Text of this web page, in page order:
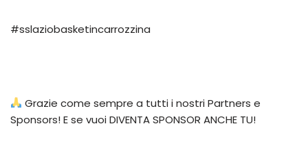
#sslaziobasketincarrozzina
Grazie come sempre a tutti i nostri Partners e
Sponsors! E se vuoi DIVENTA SPONSOR ANCHE TU!